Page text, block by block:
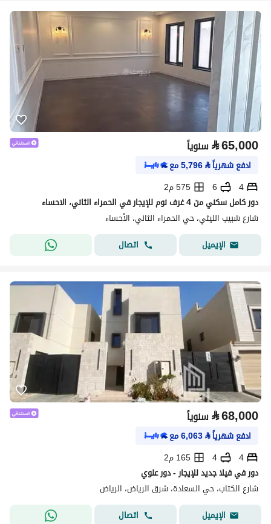
⃁65,000 سنوياً
ادفع شهرياً⃁
5,796مع
4
6
575 م2
دور كامل سكني من 4 غرف نوم للإيجار في الحمراء الثاني، الاحساء
شارع شبيب الليثي، حي الحمراء الثاني، الأحساء
الإيميل
اتصال
⃁68,000 سنوياً
ادفع شهرياً⃁
6,063مع
4
4
165 م2
دور في فيلا جديد للإيجار - دور علوي
شارع الكتاب، حي السعادة، شرق الرياض، الرياض
الإيميل
اتصال